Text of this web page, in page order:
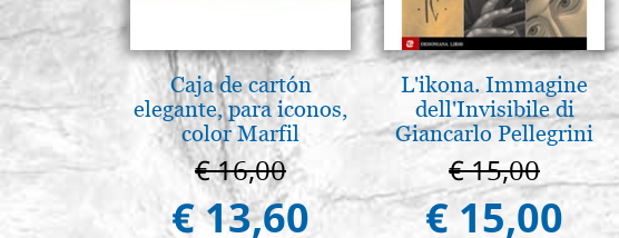
Caja de cartón
elegante, para iconos,
color Marfil
€ 16,00
€ 13,60
L'ikona. Immagine
dell'Invisibile di
Giancarlo Pellegrini
€ 15,00
€ 15,00